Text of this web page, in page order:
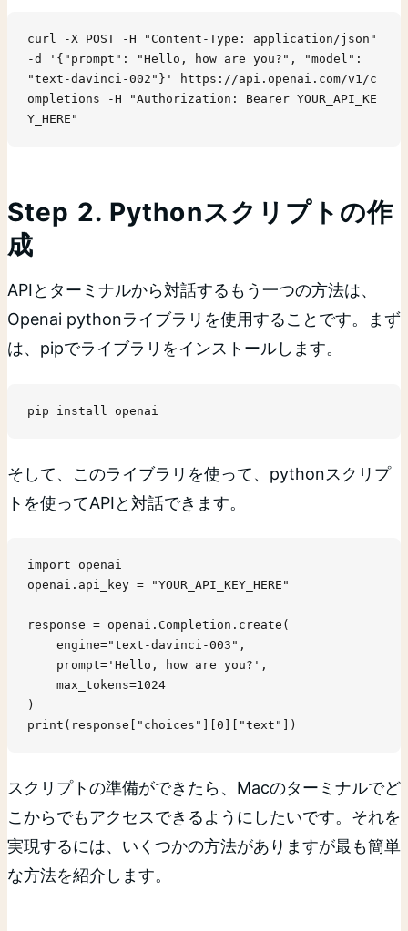
curl -X POST -H "Content-Type: application/json"
-d '{"prompt": "Hello, how are you?", "model":
"text-davinci-002"}' https://api.openai.com/v1/c
ompletions -H "Authorization: Bearer YOUR_API_KE
Y_HERE"
Step 2. Pythonスクリプトの作
成
APIとターミナルから対話するもう一つの方法は、
Openai pythonライブラリを使用することです。まず
は、pipでライブラリをインストールします。
pip install openai
そして、このライブラリを使って、pythonスクリプ
トを使ってAPIと対話できます。
import openai
openai.api_key = "YOUR_API_KEY_HERE"
response = openai.Completion.create(
    engine="text-davinci-003",
    max_tokens=1024
)
print(response["choices"][0]["text"])
スクリプトの準備ができたら、Macのターミナルでど
こからでもアクセスできるようにしたいです。それを
実現するには、いくつかの方法がありますが最も簡単
な方法を紹介します。